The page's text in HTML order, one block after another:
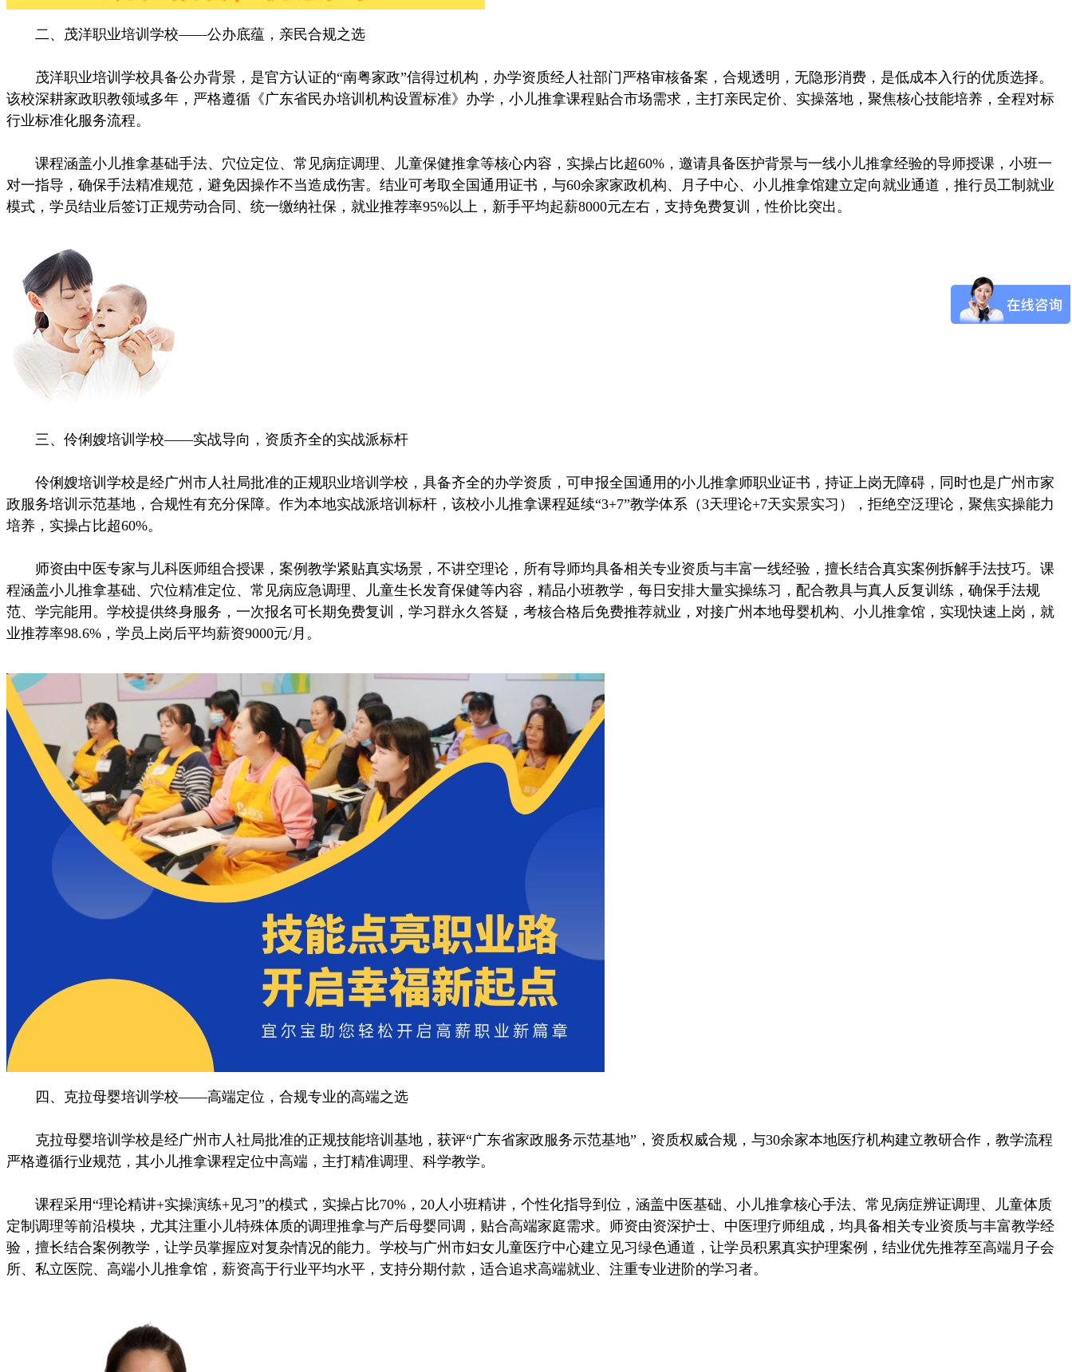
二、茂洋职业培训学校——公办底蕴，亲民合规之选
茂洋职业培训学校具备公办背景，是官方认证的“南粤家政”信得过机构，办学资质经人社部门严格审核备案，合规透明，无隐形消费，是低成本入行的优质选择。
该校深耕家政职教领域多年，严格遵循《广东省民办培训机构设置标准》办学，小儿推拿课程贴合市场需求，主打亲民定价、实操落地，聚焦核心技能培养，全程对标
行业标准化服务流程。
课程涵盖小儿推拿基础手法、穴位定位、常见病症调理、儿童保健推拿等核心内容，实操占比超60%，邀请具备医护背景与一线小儿推拿经验的导师授课，小班一
对一指导，确保手法精准规范，避免因操作不当造成伤害。结业可考取全国通用证书，与60余家家政机构、月子中心、小儿推拿馆建立定向就业通道，推行员工制就业
模式，学员结业后签订正规劳动合同、统一缴纳社保，就业推荐率95%以上，新手平均起薪8000元左右，支持免费复训，性价比突出。
三、伶俐嫂培训学校——实战导向，资质齐全的实战派标杆
伶俐嫂培训学校是经广州市人社局批准的正规职业培训学校，具备齐全的办学资质，可申报全国通用的小儿推拿师职业证书，持证上岗无障碍，同时也是广州市家
政服务培训示范基地，合规性有充分保障。作为本地实战派培训标杆，该校小儿推拿课程延续“3+7”教学体系（3天理论+7天实景实习），拒绝空泛理论，聚焦实操能力
培养，实操占比超60%。
师资由中医专家与儿科医师组合授课，案例教学紧贴真实场景，不讲空理论，所有导师均具备相关专业资质与丰富一线经验，擅长结合真实案例拆解手法技巧。课
程涵盖小儿推拿基础、穴位精准定位、常见病应急调理、儿童生长发育保健等内容，精品小班教学，每日安排大量实操练习，配合教具与真人反复训练，确保手法规
范、学完能用。学校提供终身服务，一次报名可长期免费复训，学习群永久答疑，考核合格后免费推荐就业，对接广州本地母婴机构、小儿推拿馆，实现快速上岗，就
业推荐率98.6%，学员上岗后平均薪资9000元/月。
四、克拉母婴培训学校——高端定位，合规专业的高端之选
克拉母婴培训学校是经广州市人社局批准的正规技能培训基地，获评“广东省家政服务示范基地”，资质权威合规，与30余家本地医疗机构建立教研合作，教学流程
严格遵循行业规范，其小儿推拿课程定位中高端，主打精准调理、科学教学。
课程采用“理论精讲+实操演练+见习”的模式，实操占比70%，20人小班精讲，个性化指导到位，涵盖中医基础、小儿推拿核心手法、常见病症辨证调理、儿童体质
定制调理等前沿模块，尤其注重小儿特殊体质的调理推拿与产后母婴同调，贴合高端家庭需求。师资由资深护士、中医理疗师组成，均具备相关专业资质与丰富教学经
验，擅长结合案例教学，让学员掌握应对复杂情况的能力。学校与广州市妇女儿童医疗中心建立见习绿色通道，让学员积累真实护理案例，结业优先推荐至高端月子会
所、私立医院、高端小儿推拿馆，薪资高于行业平均水平，支持分期付款，适合追求高端就业、注重专业进阶的学习者。